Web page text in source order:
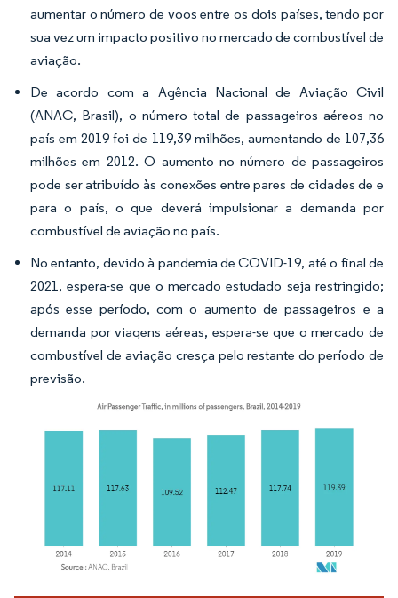
aumentar o número de voos entre os dois países, tendo por
sua vez um impacto positivo no mercado de combustível de
aviação.
De acordo com a Agência Nacional de Aviação Civil
(ANAC, Brasil), o número total de passageiros aéreos no
país em 2019 foi de 119,39 milhões, aumentando de 107,36
milhões em 2012. O aumento no número de passageiros
pode ser atribuído às conexões entre pares de cidades de e
para o país, o que deverá impulsionar a demanda por
combustível de aviação no país.
No entanto, devido à pandemia de COVID-19, até o final de
2021, espera-se que o mercado estudado seja restringido;
após esse período, com o aumento de passageiros e a
demanda por viagens aéreas, espera-se que o mercado de
combustível de aviação cresça pelo restante do período de
previsão.